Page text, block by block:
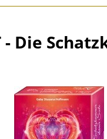
- Die